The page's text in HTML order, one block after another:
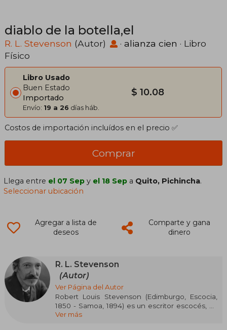
diablo de la botella,el
R. L. Stevenson (Autor) · alianza cien · Libro
Físico
Libro Usado
Buen Estado
Importado
Envío: 19 a 26 días háb.
$ 10.08
Costos de importación incluídos en el precio ✅
Comprar
Llega entre el 07 Sep y el 18 Sep a Quito, Pichincha.
Seleccionar ubicación
Agregar a lista de
deseos
Comparte y gana
dinero
R. L. Stevenson
(Autor)
Ver Página del Autor
Robert Louis Stevenson (Edimburgo, Escocia,
1850 - Samoa, 1894) es un escritor escocés, es
uno de los grandes clásicos de la literatura del
Ver más